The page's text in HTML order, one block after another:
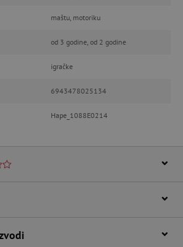
maštu, motoriku
od 3 godine, od 2 godine
igračke
6943478025134
Hape_1088E0214
kolačići omogućavaju osnovnu
upotrebljavati bez nužno
CookieScript